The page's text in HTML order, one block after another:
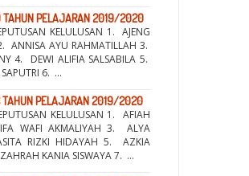
TAHUN PELAJARAN 2019/2020
KELULUSAN 1. AJENG
ANNISA AYU RAHMATILLAH 3.
4. DEWI ALIFIA SALSABILA 5.
6. ...
TAHUN PELAJARAN 2019/2020
KELULUSAN 1. AFIAH
WAFI AKMALIYAH 3. ALYA
RIZKI HIDAYAH 5. AZKIA
KANIA SISWAYA 7. ...